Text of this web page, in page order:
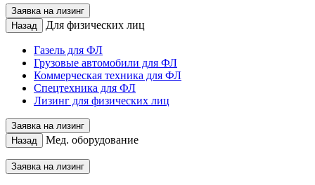
Заявка на лизинг
Назад
Для физических лиц
Газель для ФЛ
Грузовые автомобили для ФЛ
Коммерческая техника для ФЛ
Спецтехника для ФЛ
Лизинг для физических лиц
Заявка на лизинг
Назад
Мед. оборудование
Заявка на лизинг